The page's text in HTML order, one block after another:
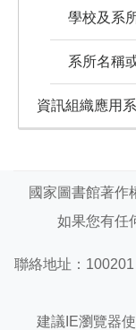
學校及系
系所名稱
資訊組織應用
國家圖書館著作
如果您有任
聯絡地址：
建議IE瀏覽器